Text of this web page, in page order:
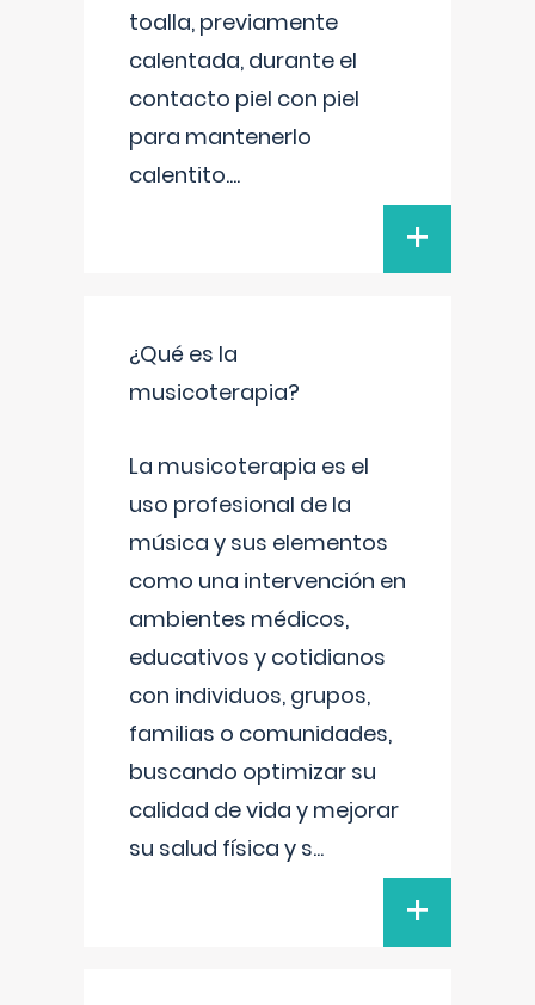
toalla, previamente
calentada, durante el
contacto piel con piel
para mantenerlo
calentito....
+
¿Qué es la
musicoterapia?
La musicoterapia es el
uso profesional de la
música y sus elementos
como una intervención en
ambientes médicos,
educativos y cotidianos
con individuos, grupos,
familias o comunidades,
buscando optimizar su
calidad de vida y mejorar
su salud física y s...
+